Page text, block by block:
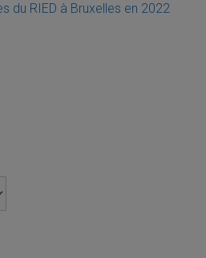
du RIED à Bruxelles en 2022